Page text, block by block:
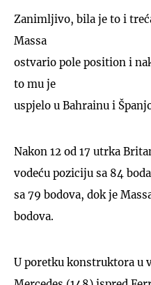
Zanimljivo, bila je to i
Massa
ostvario pole position i
to mu je
uspjelo u Bahrainu i
Nakon 12 od 17 utrka
vodeću poziciju sa 84
sa 79 bodova, dok je
bodova.
U poretku konstruktora u